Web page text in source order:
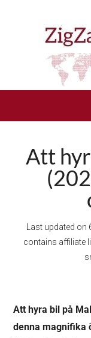
Att
Last updated on
contains affiliate
Att hyra bil på
denna magnifika